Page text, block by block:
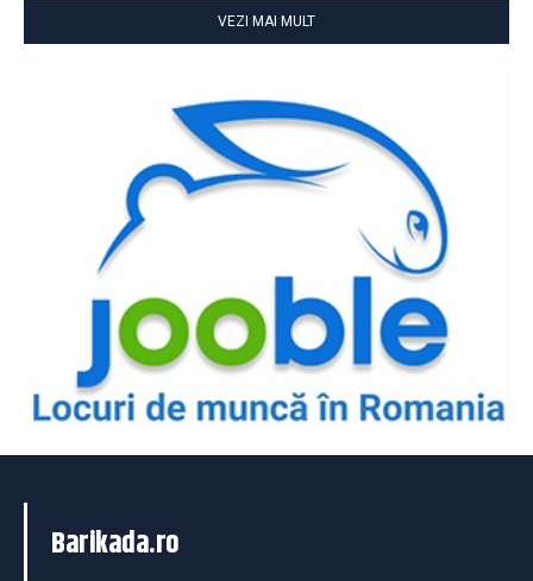
VEZI MAI MULT
Barikada.ro